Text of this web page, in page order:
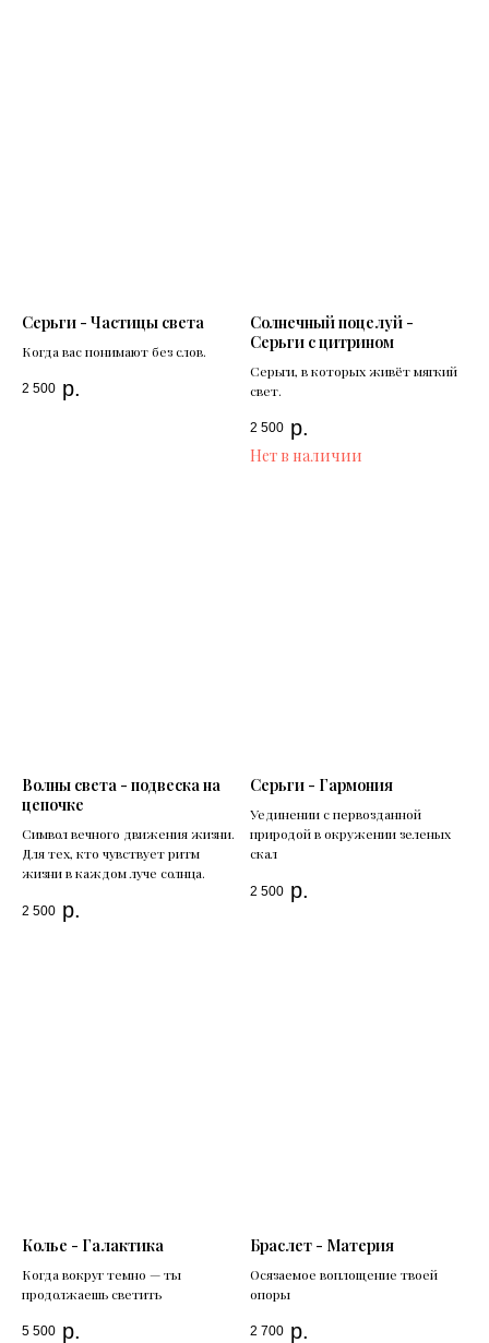
Серьги - Частицы света
Когда вас понимают без слов.
2 500 р.
Солнечный поцелуй -
Серьги с цитрином
Серьги, в которых живёт мягкий
свет.
2 500 р.
Нет в наличии
Волны света - подвеска на
цепочке
Символ вечного движения жизни.
Для тех, кто чувствует ритм
жизни в каждом луче солнца.
2 500 р.
Серьги - Гармония
Уединении с первозданной
природой в окружении зеленых
скал
2 500 р.
Колье - Галактика
Когда вокруг темно — ты
продолжаешь светить
5 500 р.
Браслет - Материя
Осязаемое воплощение твоей
опоры
2 700 р.